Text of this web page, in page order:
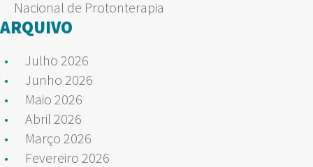
Nacional de Protonterapia
ARQUIVO
Julho 2026
Junho 2026
Maio 2026
Abril 2026
Março 2026
Fevereiro 2026